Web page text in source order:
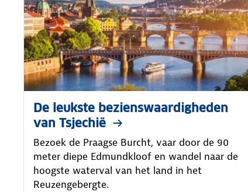
De leukste bezienswaardigheden
van Tsjechië
Bezoek de Praagse Burcht, vaar door de 90
meter diepe Edmundkloof en wandel naar de
hoogste waterval van het land in het
Reuzengebergte.